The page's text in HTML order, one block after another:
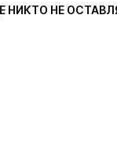
НИКТО НЕ